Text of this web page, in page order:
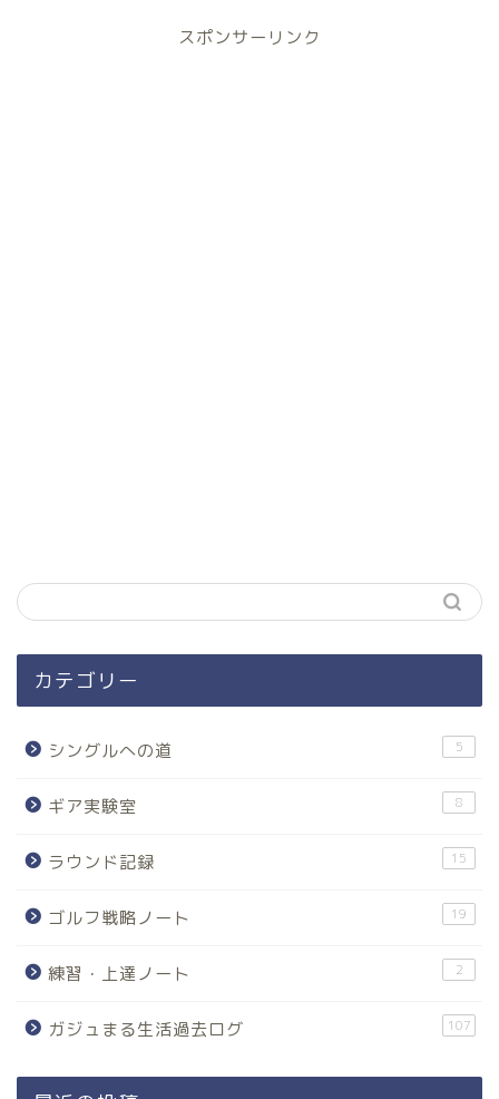
スポンサーリンク
カテゴリー
シングルへの道 5
ギア実験室 8
ラウンド記録 15
ゴルフ戦略ノート 19
練習・上達ノート 2
ガジュまる生活過去ログ 107